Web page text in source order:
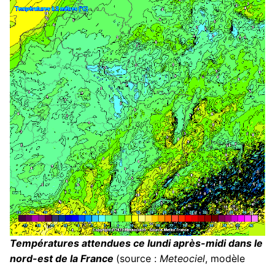
Températures attendues ce lundi après-midi dans le
nord-est de la France (source : Meteociel, modèle